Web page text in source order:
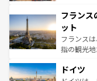
ませてく
なお、新着
しい。
文化が根
れる闘牛
る。首都
アートに
せる。地
フランス
ット
フランス
指の観光
で、幅広
ドイツ